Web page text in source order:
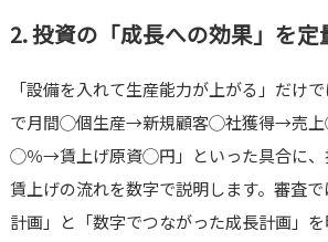
2. 投資の「成長への効果」を定
「設備を入れて生産能力が上がる」だけ
で月間◯個生産→新規顧客◯社獲得→売
◯％→賃上げ原資◯円」といった具合に
賃上げの流れを数字で説明します。審査
計画」と「数字でつながった成長計画」